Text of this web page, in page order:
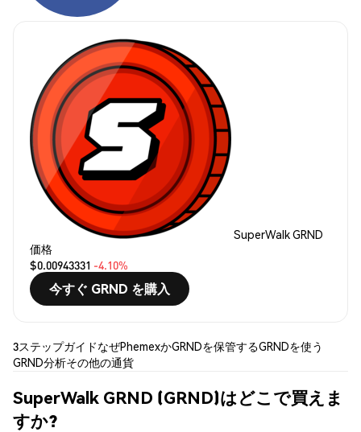
SuperWalk GRND
価格
$0.00943331 -4.10%
今すぐ GRND を購入
3ステップガイドなぜPhemexかGRNDを保管するGRNDを使う
GRND分析その他の通貨
SuperWalk GRND (GRND)はどこで買えま
すか?